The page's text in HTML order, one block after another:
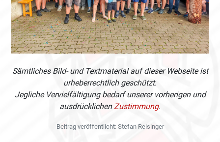
Sämtliches Bild- und Textmaterial auf dieser Webseite ist
urheberrechtlich geschützt.
Jegliche Vervielfältigung bedarf unserer vorherigen und
ausdrücklichen Zustimmung.
Beitrag veröffentlicht: Stefan Reisinger